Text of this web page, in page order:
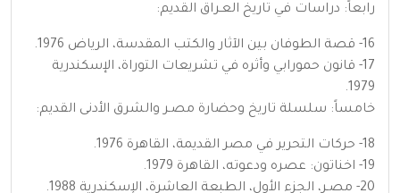
رابعاً: دراسات في تاريخ العـراق القديم:
16- قصة الطوفان بين الآثار والكتب المقدسة، الرياض 1976.
17- قانون حمورابي وأثره في تشريعات التوراة، الإسكندرية
1979.
خامساً: سلسلة تاريخ وحضارة مصـر والشرق الأدنى القديم:
18- حركات التحرير في مصر القديمة، القاهرة 1976.
19- اخناتون: عصره ودعوته، القاهرة 1979.
20- مصـر، الجزء الأول، الطبعة العاشرة، الإسكندرية 1988.